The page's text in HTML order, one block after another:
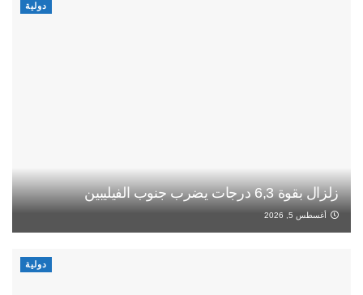
دولية
زلزال بقوة 6,3 درجات يضرب جنوب الفيليبين
أغسطس 5, 2026
دولية